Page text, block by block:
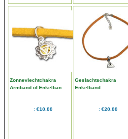
Zonnevlechtchakra
Armband of Enkelban
€10.00
Geslachtschakra
Enkelband
€20.00